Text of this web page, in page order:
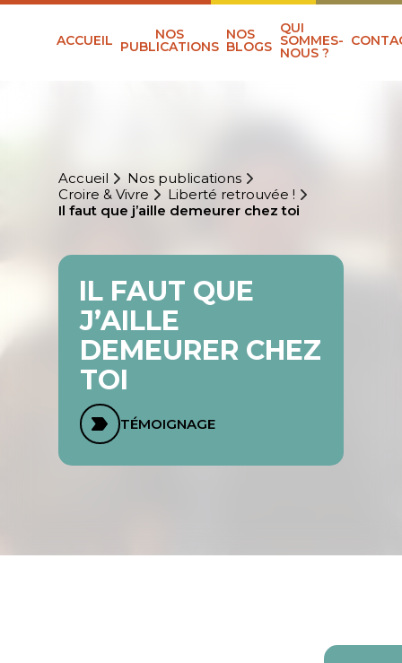
ACCUEIL NOS
PUBLICATIONS
NOS
BLOGS
QUI
SOMMES-
NOUS ?
Accueil
Nos publications
Croire & Vivre
Liberté retrouvée !
Il faut que j’aille demeurer chez toi
IL FAUT QUE
J’AILLE
DEMEURER CHEZ
TOI
TÉMOIGNAGE